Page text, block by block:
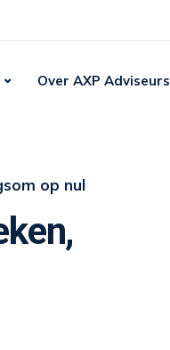
Over AXP Adviseurs
op nul